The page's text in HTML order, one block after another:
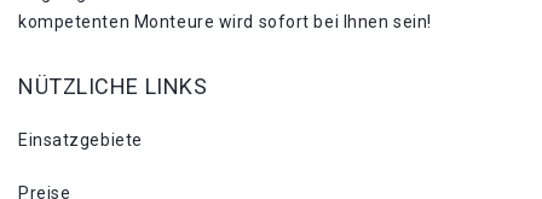
kompetenten Monteure wird sofort bei Ihnen sein!
NÜTZLICHE LINKS
Einsatzgebiete
Preise